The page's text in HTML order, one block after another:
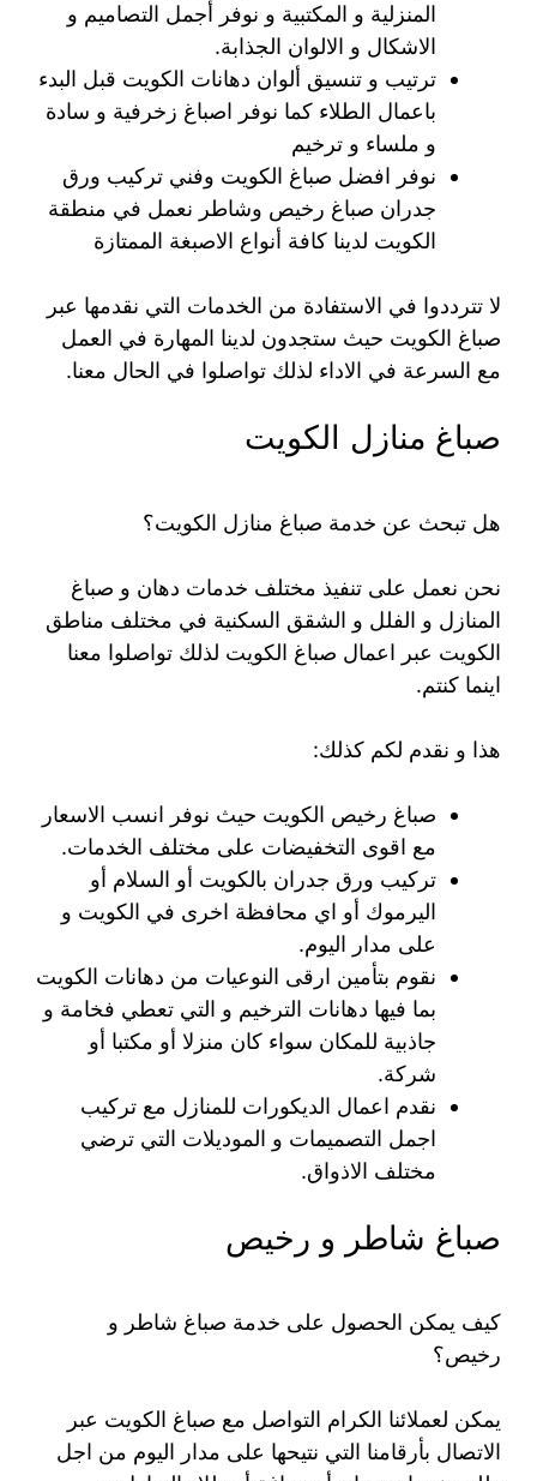
المنزلية و المكتبية و نوفر أجمل التصاميم و
الاشكال و الالوان الجذابة.
ترتيب و تنسيق ألوان دهانات الكويت قبل البدء
باعمال الطلاء كما نوفر اصباغ زخرفية و سادة
و ملساء و ترخيم
نوفر افضل صباغ الكويت وفني تركيب ورق
جدران صباغ رخيص وشاطر نعمل في منطقة
الكويت لدينا كافة أنواع الاصبغة الممتازة
لا تترددوا في الاستفادة من الخدمات التي نقدمها عبر
صباغ الكويت حيث ستجدون لدينا المهارة في العمل
مع السرعة في الاداء لذلك تواصلوا في الحال معنا.
صباغ منازل الكويت
هل تبحث عن خدمة صباغ منازل الكويت؟
نحن نعمل على تنفيذ مختلف خدمات دهان و صباغ
المنازل و الفلل و الشقق السكنية في مختلف مناطق
الكويت عبر اعمال صباغ الكويت لذلك تواصلوا معنا
اينما كنتم.
هذا و نقدم لكم كذلك:
صباغ رخيص الكويت حيث نوفر انسب الاسعار
مع اقوى التخفيضات على مختلف الخدمات.
تركيب ورق جدران بالكويت أو السلام أو
اليرموك أو اي محافظة اخرى في الكويت و
على مدار اليوم.
نقوم بتأمين ارقى النوعيات من دهانات الكويت
بما فيها دهانات الترخيم و التي تعطي فخامة و
جاذبية للمكان سواء كان منزلا أو مكتبا أو
شركة.
نقدم اعمال الديكورات للمنازل مع تركيب
اجمل التصميمات و الموديلات التي ترضي
مختلف الاذواق.
صباغ شاطر و رخيص
كيف يمكن الحصول على خدمة صباغ شاطر و
رخيص؟
يمكن لعملائنا الكرام التواصل مع صباغ الكويت عبر
الاتصال بأرقامنا التي نتيحها على مدار اليوم من اجل